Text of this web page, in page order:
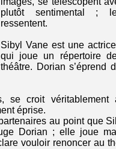
plutôt sentimental ;
ressentent.
Sibyl Vane est une
qui joue un répertoire
théâtre. Dorian s’éprend
se croit véritablement
éprise.
au point que
Dorian ; elle joue
vouloir renoncer au